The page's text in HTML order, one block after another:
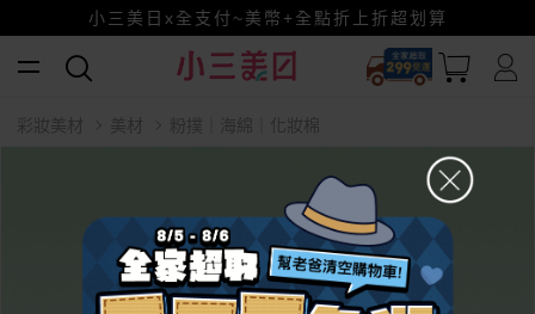
賺美幣~換好禮~立即換GO~
小三美日x全支付~美幣+全點折上折超划算
彩妝美材 美材 粉撲｜海綿｜化妝棉